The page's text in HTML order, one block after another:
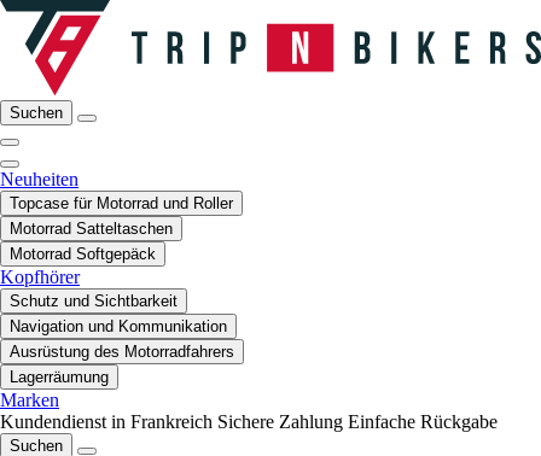
Suchen
Neuheiten
Topcase für Motorrad und Roller
Motorrad Satteltaschen
Motorrad Softgepäck
Kopfhörer
Schutz und Sichtbarkeit
Navigation und Kommunikation
Ausrüstung des Motorradfahrers
Lagerräumung
Marken
Kundendienst in Frankreich Sichere Zahlung Einfache Rückgabe
Suchen